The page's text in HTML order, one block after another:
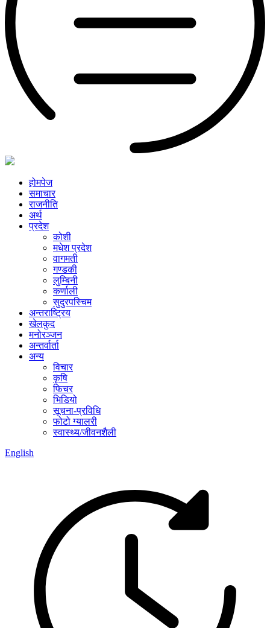
होमपेज
समाचार
राजनीति
अर्थ
प्रदेश
कोशी
मधेश प्रदेश
वागमती
गण्डकी
लुम्बिनी
कर्णाली
सुदुरपस्चिम
अन्तराष्ट्रिय
खेलकुद
मनोरञ्जन
अन्तर्वार्ता
अन्य
विचार
कृषि
फिचर
भिडियो
सूचना-प्रविधि
फोटो ग्यालरी
स्वास्थ्य/जीवनशैली
English